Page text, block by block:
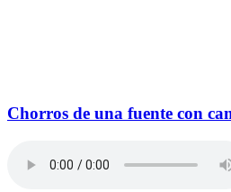
Chorros de una fuente con